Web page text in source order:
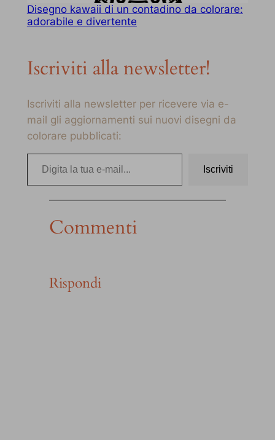
Disegno kawaii di un contadino da colorare:
adorabile e divertente
Iscriviti alla newsletter!
Iscriviti alla newsletter per ricevere via e-
mail gli aggiornamenti sui nuovi disegni da
colorare pubblicati:
Digita la tua e-mail…
Iscriviti
Commenti
Rispondi